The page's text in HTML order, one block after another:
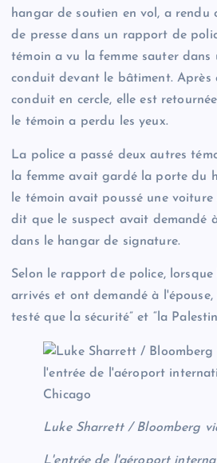
hangar de soutien en vol, a rendu
de presse dans un rapport de
témoin a vu la femme sauter dans
conduit devant le bâtiment. Après
conduit en cercle, elle est
le témoin a perdu les yeux.
La police a passé deux autres
la femme avait gardé la porte du
le témoin avait poussé une
dit que le suspect avait demandé
dans le hangar de signature.
Selon le rapport de police, lorsque
arrivés et ont demandé à l'épouse,
testé que la sécurité” et “la
Luke Sharrett / Bloomberg
L'entrée de l'aéroport